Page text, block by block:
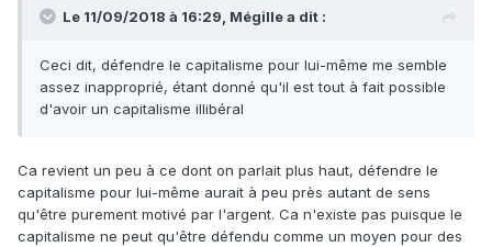
Le 11/09/2018 à 16:29, Mégillea dit :
Ceci dit, défendre le capitalisme pour lui-même me semble
assez inapproprié, étant donné qu'il est tout à fait possible
d'avoir un capitalisme illibéral
Ca revient un peu à ce dont on parlait plus haut, défendre le
capitalisme pour lui-même aurait à peu près autant de sens
qu'être purement motivé par l'argent. Ca n'existe pas puisque le
capitalisme ne peut qu'être défendu comme un moyen pour des